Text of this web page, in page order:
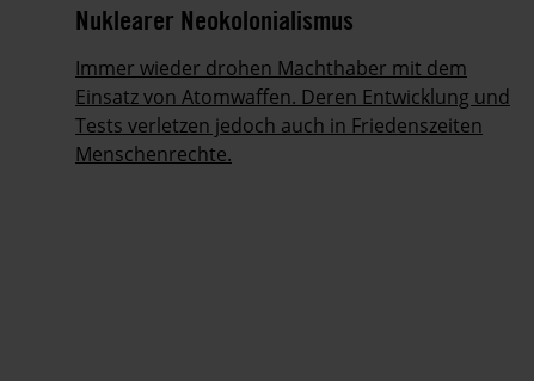
Nuklearer Neokolonialismus
Immer wieder drohen Machthaber mit dem
Einsatz von Atomwaffen. Deren Entwicklung und
Tests verletzen jedoch auch in Friedenszeiten
Menschenrechte.